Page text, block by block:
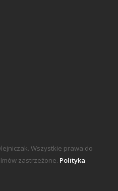
Wszystkie prawa do
zastrzeżone. Polityka